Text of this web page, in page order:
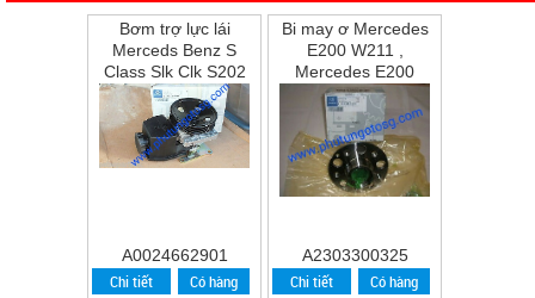
Bơm trợ lực lái
Merceds Benz S
Class Slk Clk S202
W202 W210 S210
A0024662901
Chi tiết Có hàng
Bi may ơ Mercedes
E200 W211 ,
Mercedes E200
,E240 ,E280
A2303300325
Chi tiết Có hàng